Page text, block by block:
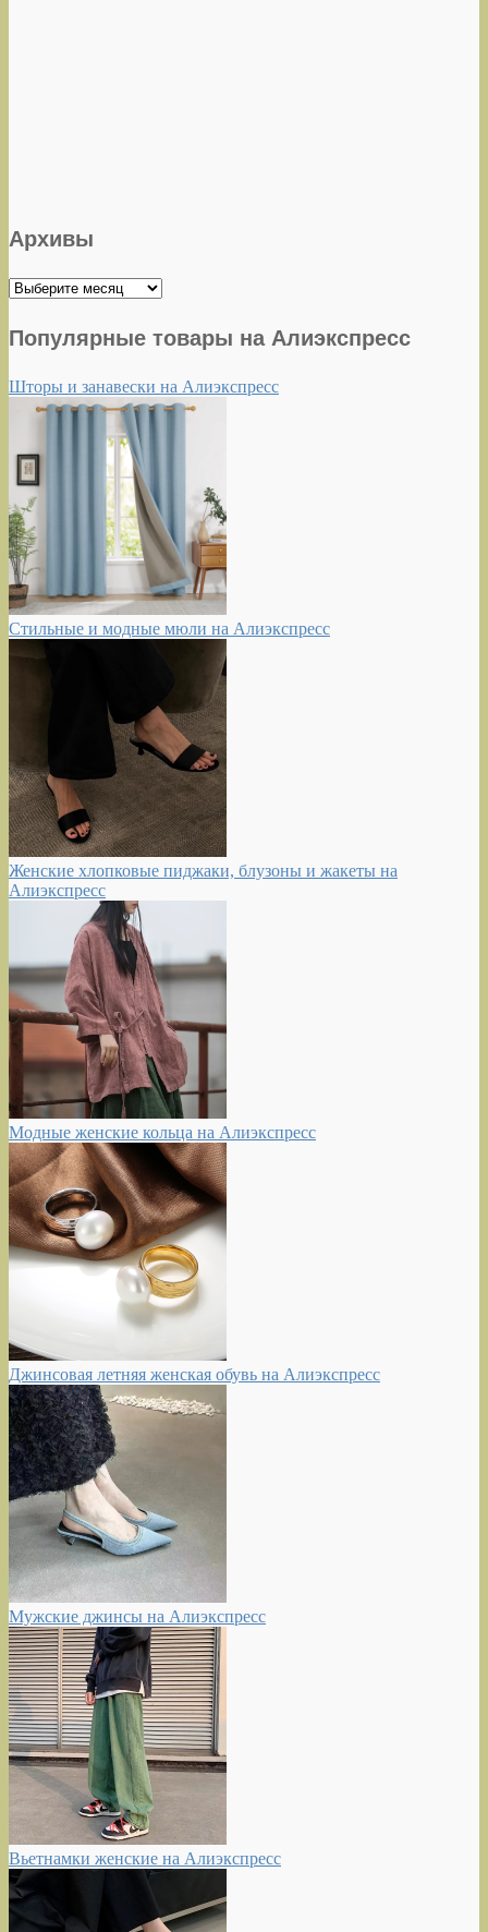
Архивы
Архивы
Популярные товары на Алиэкспресс
Шторы и занавески на Алиэкспресс
Стильные и модные мюли на Алиэкспресс
Женские хлопковые пиджаки, блузоны и жакеты на
Алиэкспресс
Модные женские кольца на Алиэкспресс
Джинсовая летняя женская обувь на Алиэкспресс
Мужские джинсы на Алиэкспресс
Вьетнамки женские на Алиэкспресс